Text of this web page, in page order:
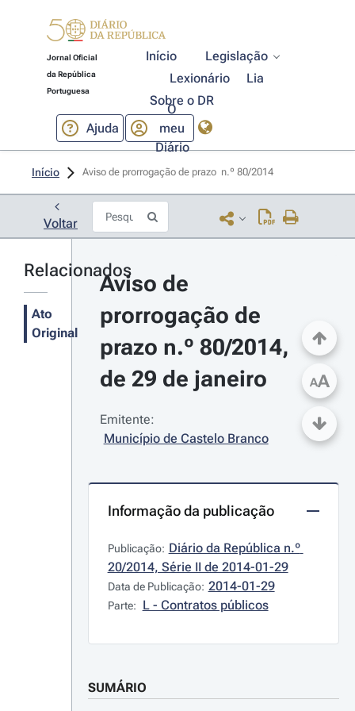
Jornal Oficial
da República
Portuguesa
Início
Legislação
Lexionário
Lia
Sobre o DR
Ajuda
O
meu
Diário
Início Aviso de prorrogação de prazo  n.º 80/2014
Voltar
Relacionados
Ato
Original
Aviso de
prorrogação de
prazo n.º 80/2014,
de 29 de janeiro
Emitente:
Município de Castelo Branco
Informação da publicação
Publicação: Diário da República n.º
20/2014, Série II de 2014-01-29
Data de Publicação: 2014-01-29
Parte: L - Contratos públicos
SUMÁRIO
AA